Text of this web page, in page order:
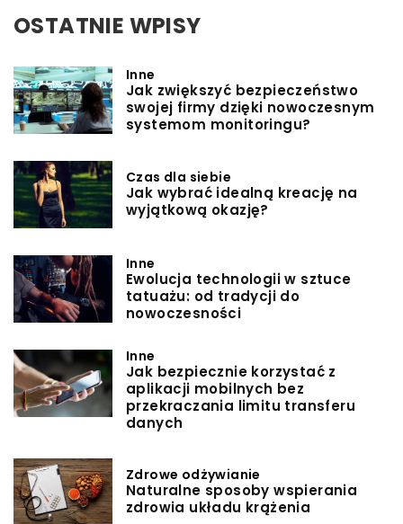
OSTATNIE WPISY
Inne
Jak zwiększyć bezpieczeństwo
swojej firmy dzięki nowoczesnym
systemom monitoringu?
Czas dla siebie
Jak wybrać idealną kreację na
wyjątkową okazję?
Inne
Ewolucja technologii w sztuce
tatuażu: od tradycji do
nowoczesności
Inne
Jak bezpiecznie korzystać z
aplikacji mobilnych bez
przekraczania limitu transferu
danych
Zdrowe odżywianie
Naturalne sposoby wspierania
zdrowia układu krążenia